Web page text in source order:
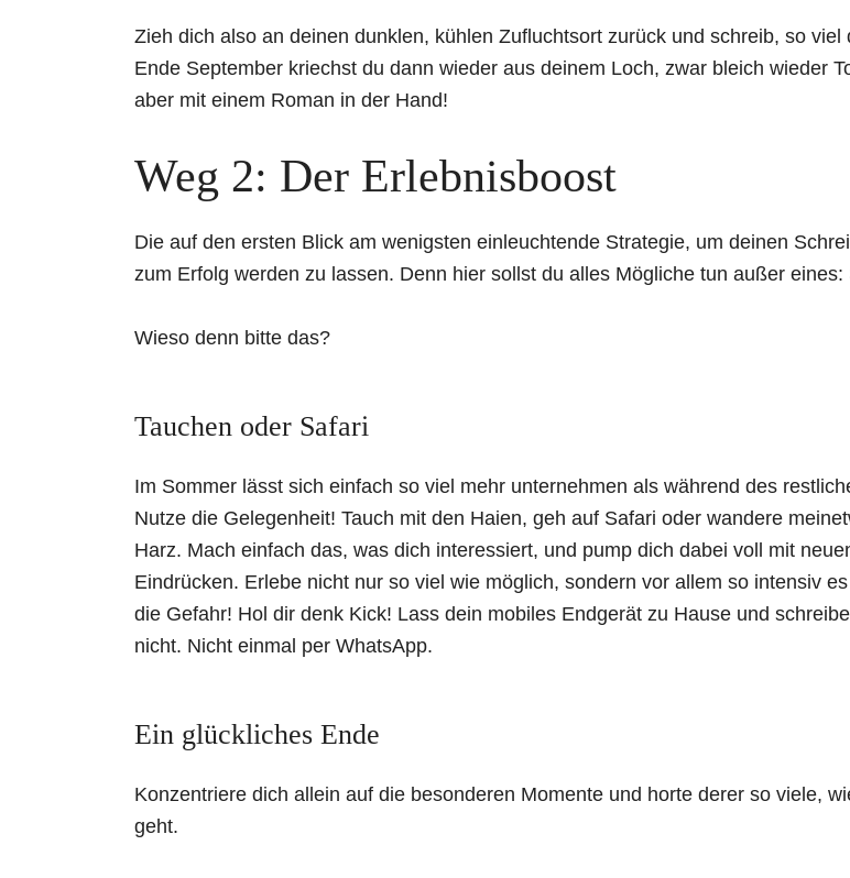
Zieh dich also an deinen dunklen, kühlen Zufluchtsort zurück und schreib, so viel
Ende September kriechst du dann wieder aus deinem Loch, zwar bleich wieder
aber mit einem Roman in der Hand!
Weg 2: Der Erlebnisboost
Die auf den ersten Blick am wenigsten einleuchtende Strategie, um deinen
zum Erfolg werden zu lassen. Denn hier sollst du alles Mögliche tun außer eines:
Wieso denn bitte das?
Tauchen oder Safari
Im Sommer lässt sich einfach so viel mehr unternehmen als während des
Nutze die Gelegenheit! Tauch mit den Haien, geh auf Safari oder wandere
Harz. Mach einfach das, was dich interessiert, und pump dich dabei voll mit
Eindrücken. Erlebe nicht nur so viel wie möglich, sondern vor allem so intensiv
die Gefahr! Hol dir denk Kick! Lass dein mobiles Endgerät zu Hause und
nicht. Nicht einmal per WhatsApp.
Ein glückliches Ende
Konzentriere dich allein auf die besonderen Momente und horte derer so viele,
geht.